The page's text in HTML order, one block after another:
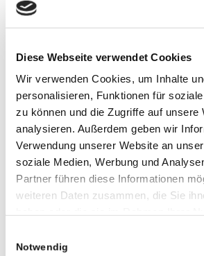
Diese Webseite verwendet Cookies
Wir verwenden Cookies, um Inhalte
personalisieren, Funktionen für
zu können und die Zugriffe auf unsere
analysieren. Außerdem geben wir
Verwendung unserer Website an
soziale Medien, Werbung und
Partner führen diese Informationen
weiteren Daten zusammen, die Sie
Cookies, wenn Sie unsere Webseite
Notwendig
Die unreine Haut benötigt eine
Wirkstoffen. Durch das
überlüssige Hautschüppchen
Anschließend werden mit Hilfe
Ceuticals Produkte die Poren
Hautbild verbessertund
Terminbuchung
Anfahrt und Parken